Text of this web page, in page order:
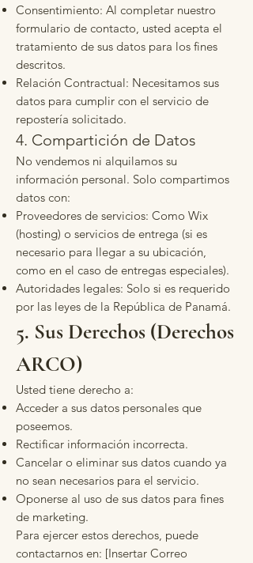
Consentimiento: Al completar nuestro
formulario de contacto, usted acepta el
tratamiento de sus datos para los fines
descritos.
Relación Contractual: Necesitamos sus
datos para cumplir con el servicio de
repostería solicitado.
4. Compartición de Datos
No vendemos ni alquilamos su
información personal. Solo compartimos
datos con:
Proveedores de servicios: Como Wix
(hosting) o servicios de entrega (si es
necesario para llegar a su ubicación,
como en el caso de entregas especiales).
Autoridades legales: Solo si es requerido
por las leyes de la República de Panamá.
5. Sus Derechos (Derechos
ARCO)
Usted tiene derecho a:
Acceder a sus datos personales que
poseemos.
Rectificar información incorrecta.
Cancelar o eliminar sus datos cuando ya
no sean necesarios para el servicio.
Oponerse al uso de sus datos para fines
de marketing.
Para ejercer estos derechos, puede
contactarnos en: [Insertar Correo